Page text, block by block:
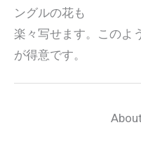
ングルの花も
楽々写せます。このよ
が得意です。